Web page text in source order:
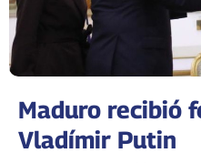
Maduro recibió
Vladímir Putin